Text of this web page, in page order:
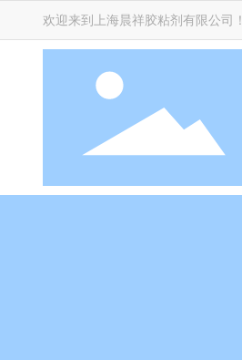
欢迎来到上海晨祥胶粘剂有限公司！